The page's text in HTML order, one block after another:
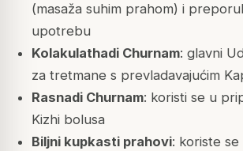
(masaža suhim prahom) i
upotrebu
Kolakulathadi Churnam: glavni
za tretmane s prevladavajućim
Rasnadi Churnam: koristi se u
Kizhi bolusa
Biljni kupkasti prahovi: koriste